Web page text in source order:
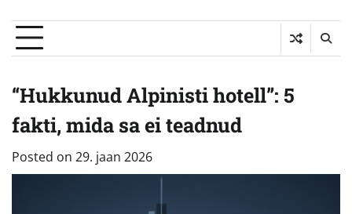
“Hukkunud Alpinisti hotell”: 5
fakti, mida sa ei teadnud
Posted on 29. jaan 2026